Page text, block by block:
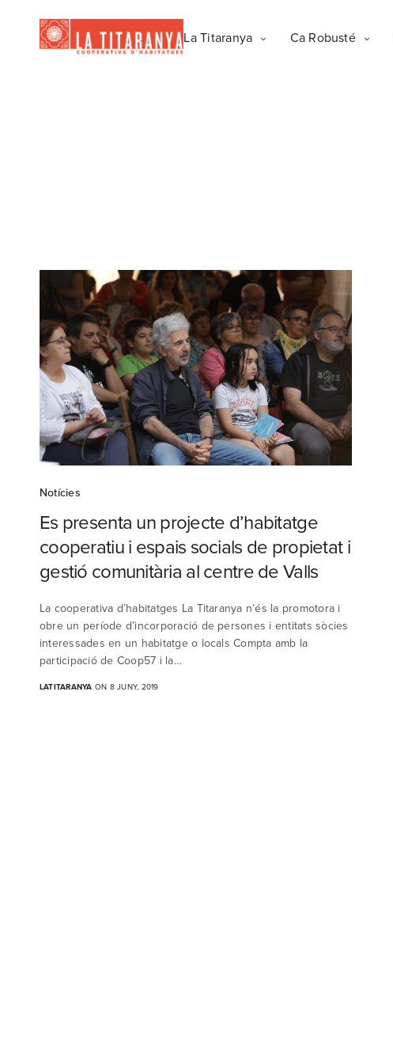
La Titaranya Ca Robusté
Notícies
Es presenta un projecte d’habitatge
cooperatiu i espais socials de propietat i
gestió comunitària al centre de Valls
La cooperativa d’habitatges La Titaranya n’és la promotora i
obre un període d’incorporació de persones i entitats sòcies
interessades en un habitatge o locals Compta amb la
participació de Coop57 i la…
LATITARANYA ON 8 JUNY, 2019